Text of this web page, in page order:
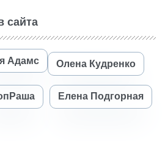
сайта
Адамс Олена Кудренко
Елена Подгорная